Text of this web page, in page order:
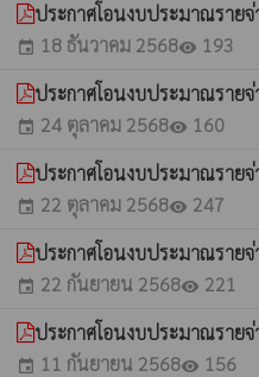
ประกาศโอนงบประมาณราย
event 18 ธันวาคม 2568visibility 193
ประกาศโอนงบประมาณราย
event 24 ตุลาคม 2568visibility 160
ประกาศโอนงบประมาณราย
event 22 ตุลาคม 2568visibility 247
ประกาศโอนงบประมาณราย
event 22 กันยายน 2568visibility 221
ประกาศโอนงบประมาณราย
event 11 กันยายน 2568visibility 156